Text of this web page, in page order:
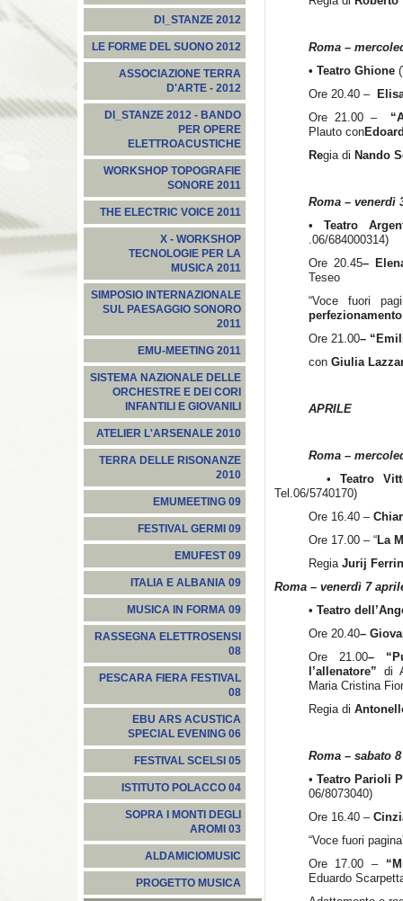
DI_STANZE 2012
LE FORME DEL SUONO 2012
ASSOCIAZIONE TERRA
D'ARTE - 2012
DI_STANZE 2012 - BANDO
PER OPERE
ELETTROACUSTICHE
WORKSHOP TOPOGRAFIE
SONORE 2011
THE ELECTRIC VOICE 2011
X - WORKSHOP
TECNOLOGIE PER LA
MUSICA 2011
SIMPOSIO INTERNAZIONALE
SUL PAESAGGIO SONORO
2011
EMU-MEETING 2011
SISTEMA NAZIONALE DELLE
ORCHESTRE E DEI CORI
INFANTILI E GIOVANILI
ATELIER L'ARSENALE 2010
TERRA DELLE RISONANZE
2010
EMUMEETING 09
FESTIVAL GERMI 09
EMUFEST 09
ITALIA E ALBANIA 09
MUSICA IN FORMA 09
RASSEGNA ELETTROSENSI
08
PESCARA FIERA FESTIVAL
08
EBU ARS ACUSTICA
SPECIAL EVENING 06
FESTIVAL SCELSI 05
ISTITUTO POLACCO 04
SOPRA I MONTI DEGLI
AROMI 03
ALDAMICIOMUSIC
PROGETTO MUSICA
Roma –
• Teatro Ghione
Ore 20.40 –
Ore 21.00 –
Plauto con
Regia di Nando
Roma – venerdì
• Teatro
.06/684000314)
Ore 20.45–
Teseo
“Voce fuori
Ore 21.00–
con Giulia
APRILE
Roma –
• Teatro
Tel.06/5740170)
Ore 16.40 –
Ore 17.00 – “La
Regia Jurij
Roma – venerdì 7
• Teatro
Ore 20.40–
Ore 21.00–
l’allenatore” di
Maria Cristina
Regia di
Roma – sabato
• Teatro Parioli
06/8073040)
Ore 16.40 –
“Voce fuori
Ore 17.00 –
Eduardo